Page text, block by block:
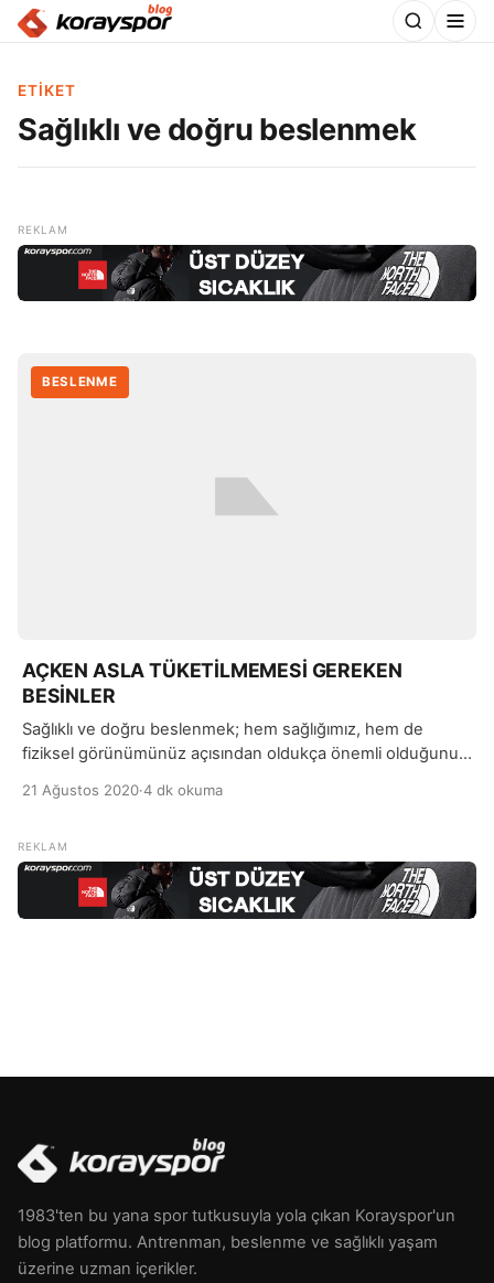
ETIKET
Sağlıklı ve doğru beslenmek
BESLENME
AÇKEN ASLA TÜKETİLMEMESİ GEREKEN
BESİNLER
Sağlıklı ve doğru beslenmek; hem sağlığımız, hem de
fiziksel görünümünüz açısından oldukça önemli olduğunu
karşılayabilmemiz için beslenme programımızda bulunması
besinleri de öğrenmemiz gerekiyor.
21 Ağustos 2020·4 dk okuma
1983'ten bu yana spor tutkusuyla yola çıkan Korayspor'un
blog platformu. Antrenman, beslenme ve sağlıklı yaşam
üzerine uzman içerikler.